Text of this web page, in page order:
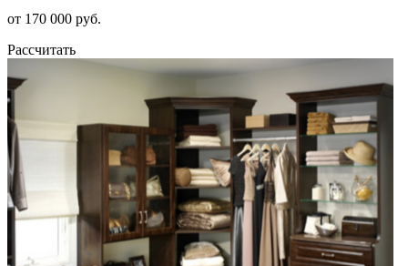
от 170 000 руб.
Рассчитать